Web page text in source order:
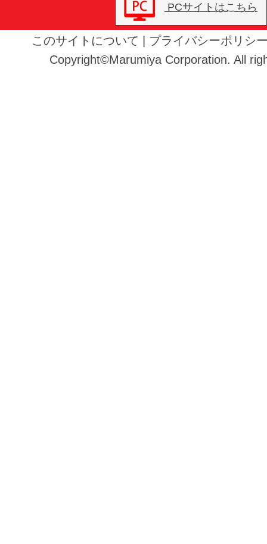
PCサイトはこちら
このサイトについて
プライバシーポリシ
Copyright©Marumiya Corporation. All